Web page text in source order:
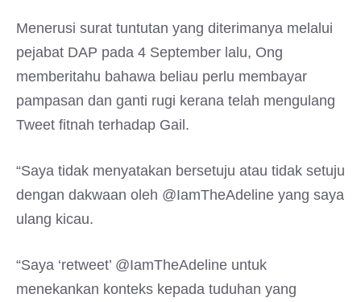
Menerusi surat tuntutan yang diterimanya melalui
pejabat DAP pada 4 September lalu, Ong
memberitahu bahawa beliau perlu membayar
pampasan dan ganti rugi kerana telah mengulang
Tweet fitnah terhadap Gail.
“Saya tidak menyatakan bersetuju atau tidak setuju
dengan dakwaan oleh @IamTheAdeline yang saya
ulang kicau.
“Saya ‘retweet’ @IamTheAdeline untuk
menekankan konteks kepada tuduhan yang